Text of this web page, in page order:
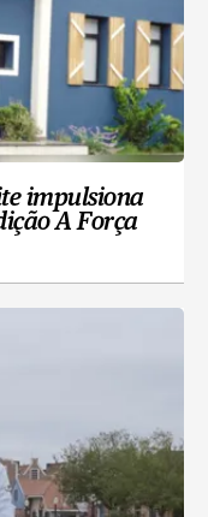
impulsiona
A Força